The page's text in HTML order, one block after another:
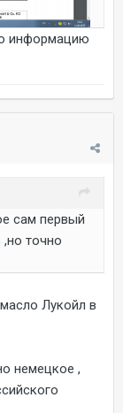
информацию
сам первый
точно
Лукойл в
немецкое ,